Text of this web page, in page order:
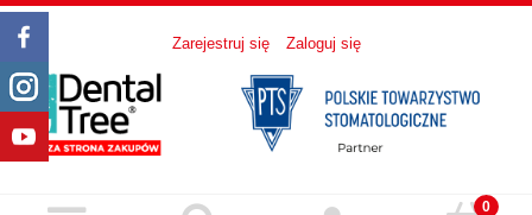
Zarejestruj się Zaloguj się